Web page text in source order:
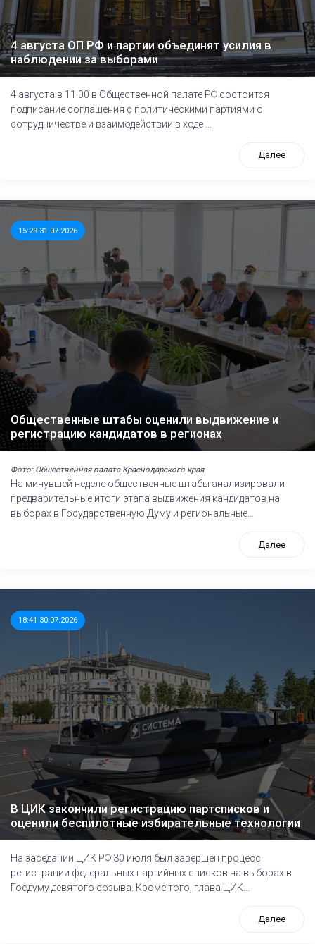
4 августа ОП РФ и партии объединят усилия в
наблюдении за выборами
4 августа в 11:00 в Общественной палате РФ состоится
подписание соглашения с политическими партиями о
сотрудничестве и взаимодействии в ходе ...
Далее
15:29 31.07.2026
Общественные штабы оценили выдвижение и
регистрацию кандидатов в регионах
Фото: Общественная палата Краснодарского края
На минувшей неделе общественные штабы анализировали
предварительные итоги этапа выдвижения кандидатов на
выборах в Государственную Думу и региональные...
Далее
18:41 30.07.2026
В ЦИК закончили регистрацию партсписков и
оценили беспилотные избирательные технологии
На заседании ЦИК РФ 30 июля был завершен процесс
регистрации федеральных партийных списков на выборах в
Госдуму девятого созыва. Кроме того, глава ЦИК...
Далее